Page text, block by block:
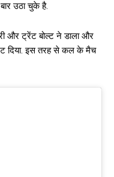
उठा चुके है.
और ट्रेंट बोल्ट ने डाला और
दिया. इस तरह से कल के मैच